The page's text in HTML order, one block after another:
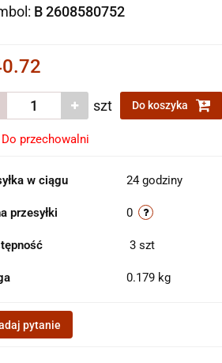
B 2608580752
szt Do koszyka
Do przechowalni
w ciągu 24 godziny
przesyłki 0
3 szt
0.179 kg
pytanie